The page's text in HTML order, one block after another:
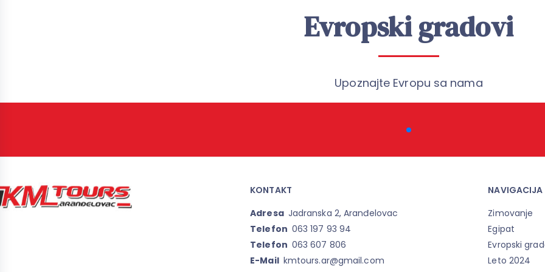
Evropski gradovi
Upoznajte Evropu sa nama
KONTAKT
Adresa Jadranska 2, Aranđelovac
Telefon 063 197 93 94
Telefon 063 607 806
E-Mail kmtours.ar@gmail.com
NAVIGACIJA
Zimovanje
Egipat
Evropski
Leto 2024